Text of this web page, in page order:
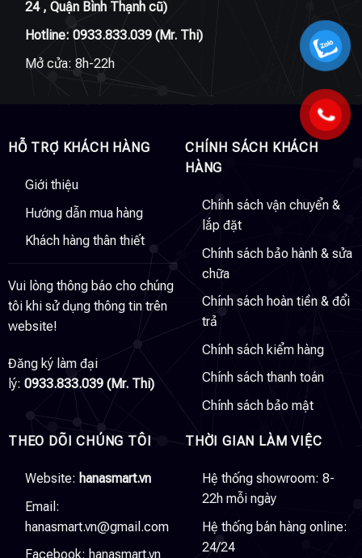
24 , Quận Bình Thạnh cũ)
Hotline: 0933.833.039(Mr. Thi)
Mở cửa: 8h-22h
HỖ TRỢ KHÁCH HÀNG
Giới thiệu
Hướng dẫn mua hàng
Khách hàng thân thiết
Vui lòng thông báo cho chúng
tôi khi sử dụng thông tin trên
website!
Đăng ký làm đại
lý: 0933.833.039 (Mr. Thi)
CHÍNH SÁCH KHÁCH
HÀNG
Chính sách vận chuyển &
lắp đặt
Chính sách bảo hành & sửa
chữa
Chính sách hoàn tiền & đổi
trả
Chính sách kiểm hàng
Chính sách thanh toán
Chính sách bảo mật
THEO DÕI CHÚNG TÔI
Website: hanasmart.vn
Email:
hanasmart.vn@gmail.com
Facebook: hanasmart.vn
THỜI GIAN LÀM VIỆC
Hệ thống showroom: 8-
22h mỗi ngày
Hệ thống bán hàng online:
24/24